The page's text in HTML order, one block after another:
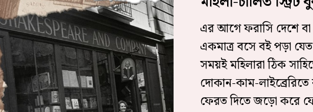
এর আগে ফরাসি দেশে বা
একমাত্র বসে বই পড়া
সময়ই মহিলারা ঠিক
দোকান-কাম-
ফেরত দিতে জড়ো করে